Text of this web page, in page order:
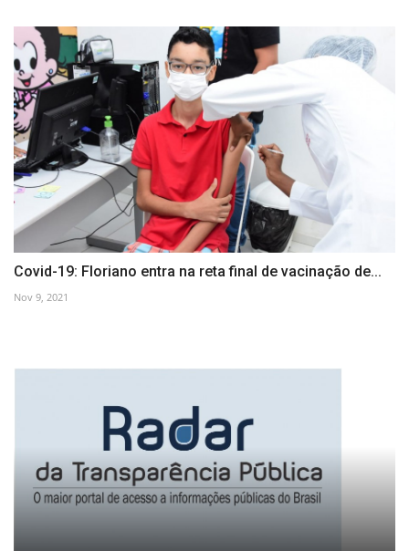
Covid-19: Floriano entra na reta final de vacinação de...
Nov 9, 2021